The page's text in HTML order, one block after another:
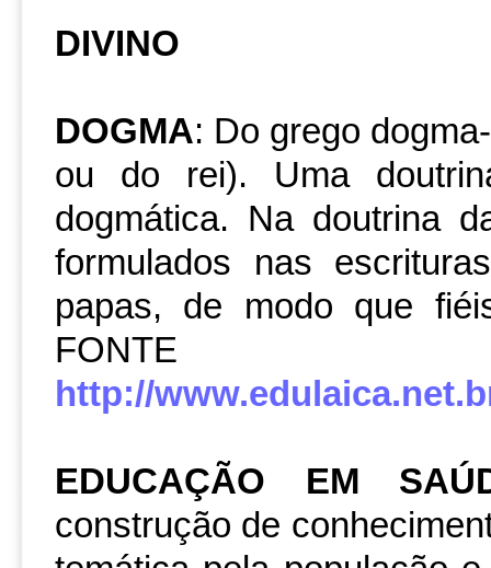
DIVINO
DOGMA: Do grego
ou do rei). Uma
dogmática. Na doutrina
formulados nas
papas, de modo que
http://
EDUCAÇÃO EM
construção de